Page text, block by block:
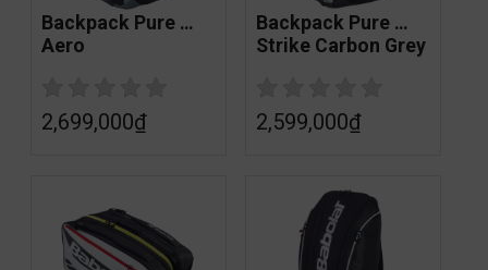
Backpack Pure
Aero
2,699,000₫
Backpack Pure
Strike Carbon Grey
2,599,000₫